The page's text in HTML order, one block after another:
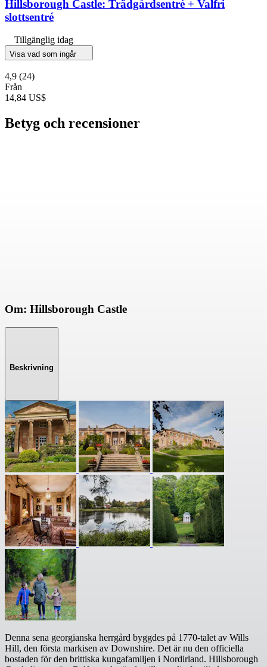
Hillsborough Castle: Trädgårdsentré + Valfri
slottsentré
Tillgänglig idag
Visa vad som ingår
4,9 (24)
Från
14,84 US$
Betyg och recensioner
Om: Hillsborough Castle
Beskrivning
Denna sena georgianska herrgård byggdes på 1770-talet av Wills
Hill, den första markisen av Downshire. Det är nu den officiella
bostaden för den brittiska kungafamiljen i Nordirland. Hillsborough